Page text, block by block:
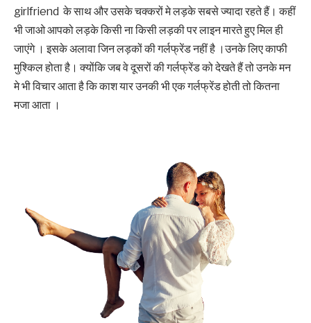
girlfriend के साथ और उसके चक्करों मे लड़के सबसे ज्यादा रहते हैं। कहीं
भी जाओ आपको लड़के किसी ना किसी लड़की पर लाइन मारते हुए मिल ही
जाएंगे । ‌‌‌इसके अलावा जिन लड़कों की गर्लफ्रेंड नहीं है ।उनके लिए काफी
मुश्किल होता है। क्योंकि जब वे दूसरों की गर्लफ्रेंड को देखते हैं तो उनके मन
मे भी विचार आता है कि काश यार उनकी भी एक गर्लफ्रेंड होती तो कितना
मजा आता ।